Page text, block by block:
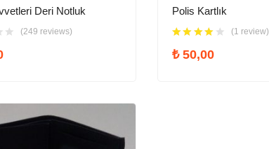
Deri Notluk
(249 reviews)
Polis Kartlık
(1 review)
₺50,00